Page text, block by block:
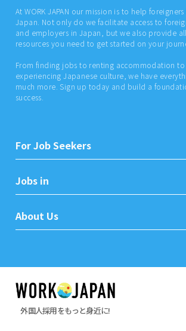
At WORK JAPAN our mission is to help
Japan. Not only do we facilitate access to
and employers in Japan, but we also provide
resources you need to get started on your
From finding jobs to renting accommodation to
experiencing Japanese culture, we have
much more. Sign up today and build a
success.
For Job Seekers
Jobs in
About Us
外国人採用をもっと身近に!